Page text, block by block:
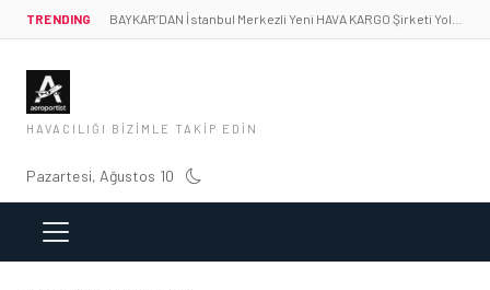
TRENDING
HAVACILIĞI BIZIMLE TAKIP EDIN
Pazartesi, Ağustos 10